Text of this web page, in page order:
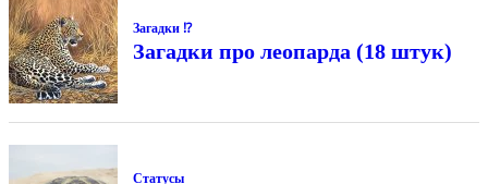
Загадки ⁉
Загадки про леопарда (18 штук)
Статусы